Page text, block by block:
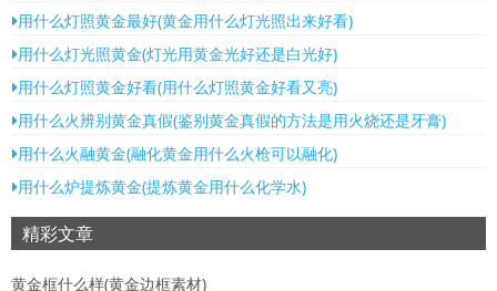
用什么灯照黄金最好(黄金用什么灯光照出来好看)
用什么灯光照黄金(灯光用黄金光好还是白光好)
用什么灯照黄金好看(用什么灯照黄金好看又亮)
用什么火辨别黄金真假(鉴别黄金真假的方法是用火烧还是牙膏)
用什么火融黄金(融化黄金用什么火枪可以融化)
用什么炉提炼黄金(提炼黄金用什么化学水)
精彩文章
黄金框什么样(黄金边框素材)